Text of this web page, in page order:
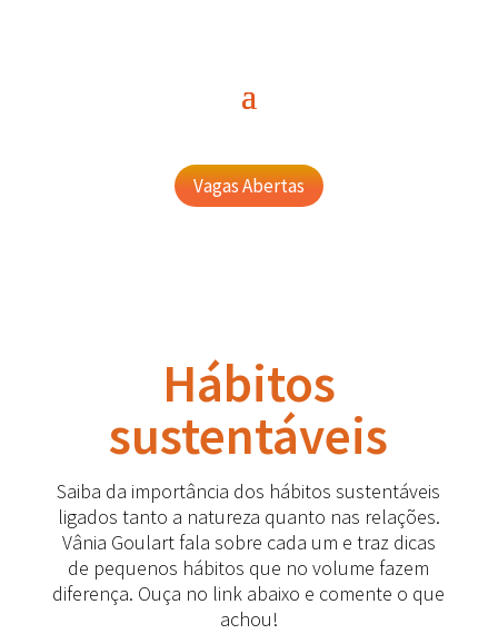
Vagas Abertas
Hábitos
sustentáveis
Saiba da importância dos hábitos sustentáveis
ligados tanto a natureza quanto nas relações.
Vânia Goulart fala sobre cada um e traz dicas
de pequenos hábitos que no volume fazem
diferença. Ouça no link abaixo e comente o que
achou!